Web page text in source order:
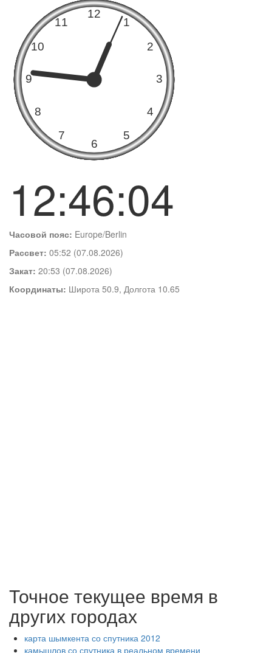
12:46:05
Часовой пояс: Europe/Berlin
Рассвет: 05:52 (07.08.2026)
Закат: 20:53 (07.08.2026)
Координаты: Широта 50.9, Долгота 10.65
Точное текущее время в
других городах
карта шымкента со спутника 2012
камышлов со спутника в реальном времени